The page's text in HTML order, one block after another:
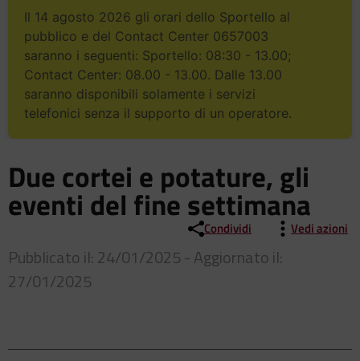
Il 14 agosto 2026 gli orari dello Sportello al
pubblico e del Contact Center 0657003
saranno i seguenti: Sportello: 08:30 - 13.00;
Contact Center: 08.00 - 13.00. Dalle 13.00
saranno disponibili solamente i servizi
telefonici senza il supporto di un operatore.
Due cortei e potature, gli
eventi del fine settimana
Condividi Vedi azioni
Pubblicato il: 24/01/2025 - Aggiornato il:
27/01/2025